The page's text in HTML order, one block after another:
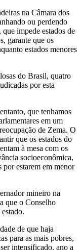
na Câmara dos
ou perdendo
impede estados de
garante que os
estados menores
do Brasil, quatro
por esta
que tenhamos
em um
de Zema. O
que os estados do
à mesa com os
socioeconômica,
por estarem em menor
mineiro na
que o Conselho
de que haja
para as mais pobres,
intensificado, ano a